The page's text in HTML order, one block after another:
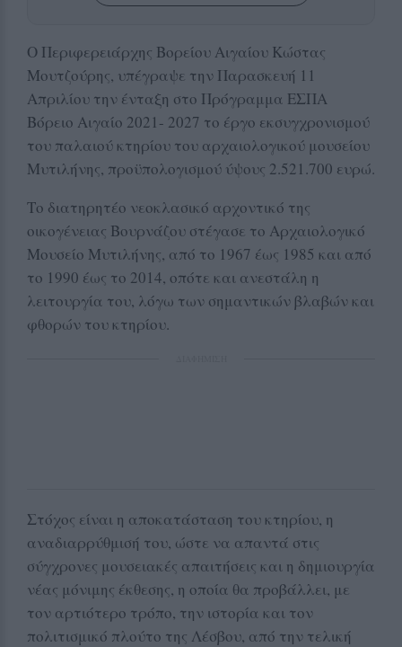
Ο Περιφερειάρχης Βορείου Αιγαίου Κώστας
Μουτζούρης, υπέγραψε την Παρασκευή 11
Απριλίου την ένταξη στο Πρόγραμμα ΕΣΠΑ
Βόρειο Αιγαίο 2021- 2027 το έργο εκσυγχρονισμού
του παλαιού κτηρίου του αρχαιολογικού μουσείου
Μυτιλήνης, προϋπολογισμού ύψους 2.521.700 ευρώ.
Tο διατηρητέο νεοκλασικό αρχοντικό της
οικογένειας Βουρνάζου στέγασε το Αρχαιολογικό
Μουσείο Μυτιλήνης, από το 1967 έως 1985 και από
το 1990 έως το 2014, οπότε και ανεστάλη η
λειτουργία του, λόγω των σημαντικών βλαβών και
φθορών του κτηρίου.
Στόχος είναι η αποκατάσταση του κτηρίου, η
αναδιαρρύθμισή του, ώστε να απαντά στις
σύγχρονες μουσειακές απαιτήσεις και η δημιουργία
νέας μόνιμης έκθεσης, η οποία θα προβάλλει, με
τον αρτιότερο τρόπο, την ιστορία και τον
πολιτισμικό πλούτο της Λέσβου, από την τελική